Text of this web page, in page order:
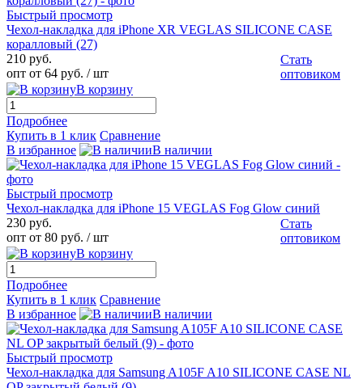
Быстрый просмотр
Чехол-накладка для iPhone XR VEGLAS SILICONE CASE
коралловый (27)
210 руб.
опт от 64 руб. / шт
Стать
оптовиком
В корзину
Подробнее
Купить в 1 клик Сравнение
В избранное
В наличии
Быстрый просмотр
Чехол-накладка для iPhone 15 VEGLAS Fog Glow синий
230 руб.
опт от 80 руб. / шт
Стать
оптовиком
В корзину
Подробнее
Купить в 1 клик Сравнение
В избранное
В наличии
Быстрый просмотр
Чехол-накладка для Samsung A105F A10 SILICONE CASE NL